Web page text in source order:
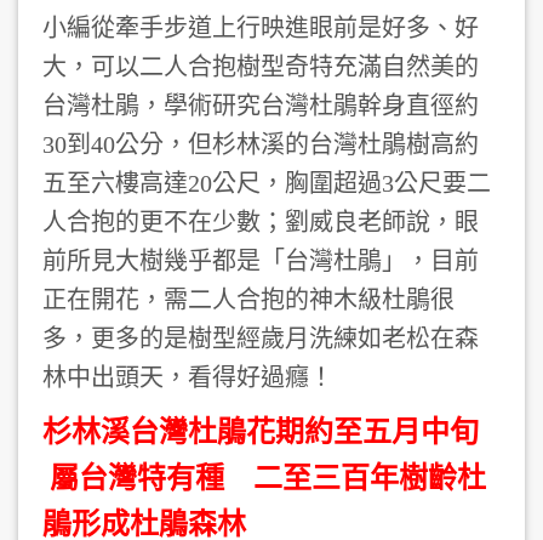
小編從牽手步道上行映進眼前是好多、好
大，可以二人合抱樹型奇特充滿自然美的
台灣杜鵑，學術研究台灣杜鵑幹身直徑約
30到40公分，但杉林溪的台灣杜鵑樹高約
五至六樓高達20公尺，胸圍超過3公尺要二
人合抱的更不在少數；劉威良老師說，眼
前所見大樹幾乎都是「台灣杜鵑」，目前
正在開花，需二人合抱的神木級杜鵑很
多，更多的是樹型經歲月洗練如老松在森
林中出頭天，看得好過癮！
杉林溪台灣杜鵑花期約至五月中旬
屬台灣特有種 二至三百年樹齡杜
鵑形成杜鵑森林